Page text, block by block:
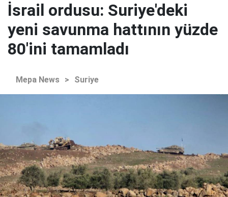
İsrail ordusu: Suriye'deki
yeni savunma hattının yüzde
80'ini tamamladı
Mepa News > Suriye